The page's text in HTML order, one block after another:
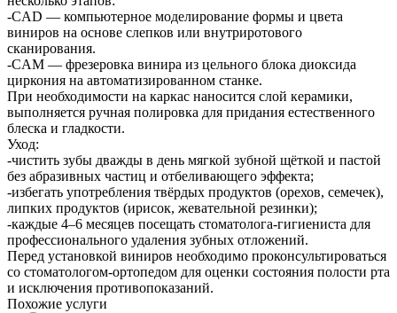
-CAD — компьютерное моделирование формы и цвета
виниров на основе слепков или внутриротового
сканирования.
-CAM — фрезеровка винира из цельного блока диоксида
циркония на автоматизированном станке.
При необходимости на каркас наносится слой керамики,
выполняется ручная полировка для придания естественного
блеска и гладкости.
Уход:
-чистить зубы дважды в день мягкой зубной щёткой и пастой
без абразивных частиц и отбеливающего эффекта;
-избегать употребления твёрдых продуктов (орехов, семечек),
липких продуктов (ирисок, жевательной резинки);
-каждые 4–6 месяцев посещать стоматолога-гигиениста для
профессионального удаления зубных отложений.
Перед установкой виниров необходимо проконсультироваться
со стоматологом-ортопедом для оценки состояния полости рта
и исключения противопоказаний.
Похожие услуги